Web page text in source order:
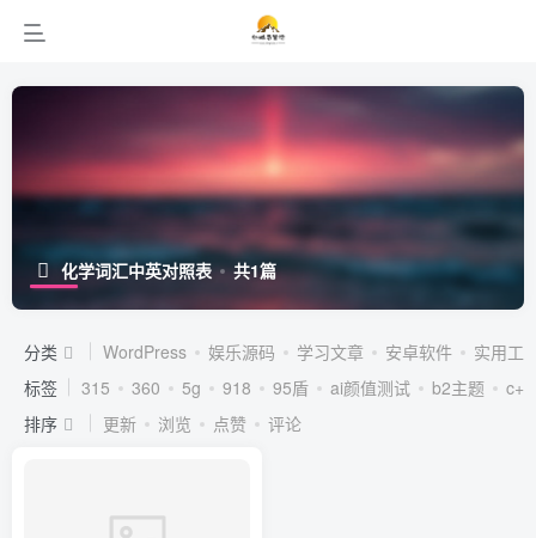
化学词汇中英对照表 共1篇
分类 WordPress 娱乐源码 学习文章 安卓软件
实用工
标签
315 360 5g 918 95盾 ai颜值测试 b2主题
c++
排序
更新 浏览 点赞 评论